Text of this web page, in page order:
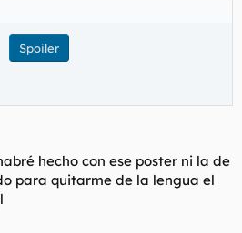
Spoiler
hecho con ese poster ni la de
para quitarme de la lengua el